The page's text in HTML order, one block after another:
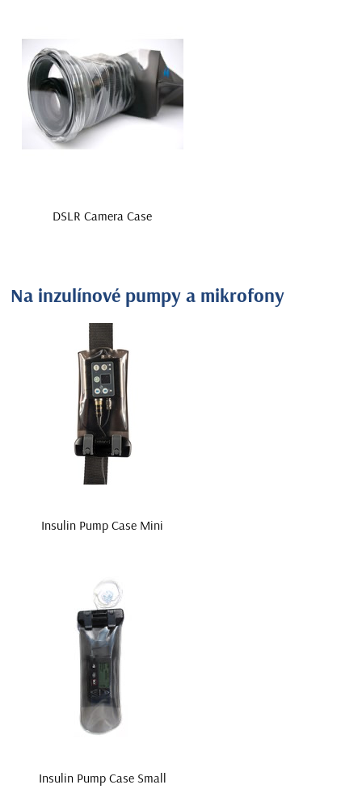
DSLR Camera Case
Na inzulínové pumpy a mikrofony
Insulin Pump Case Mini
Insulin Pump Case Small